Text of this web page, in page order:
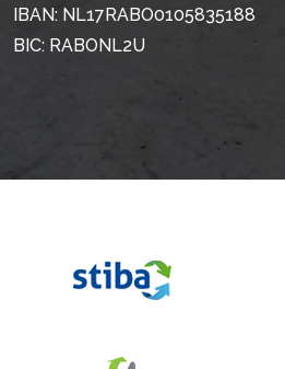
IBAN: NL17RABO0105835188
BIC: RABONL2U